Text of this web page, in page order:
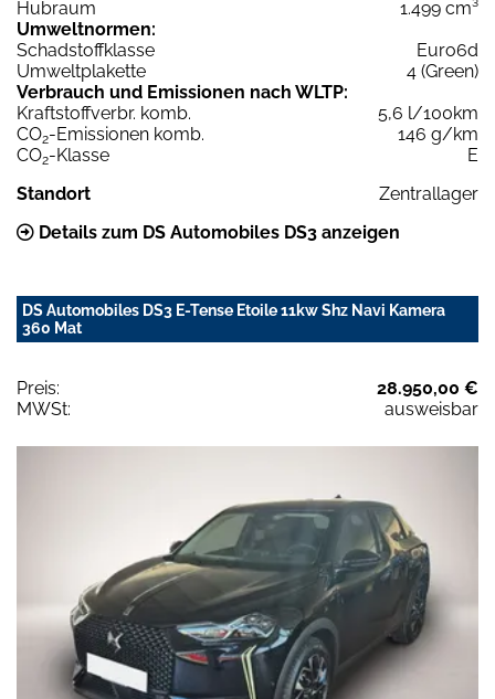
Hubraum
1.499 cm³
Umweltnormen:
Schadstoffklasse
Euro6d
Umweltplakette
4 (Green)
Verbrauch und Emissionen nach WLTP:
Kraftstoffverbr. komb.
5,6 l/100km
CO2-Emissionen komb.
146 g/km
CO2-Klasse
E
Standort
Zentrallager
Details zum DS Automobiles DS3 anzeigen
DS Automobiles DS3 E-Tense Etoile 11kw Shz Navi Kamera
360 Mat
Preis:
28.950,00 €
MWSt:
ausweisbar